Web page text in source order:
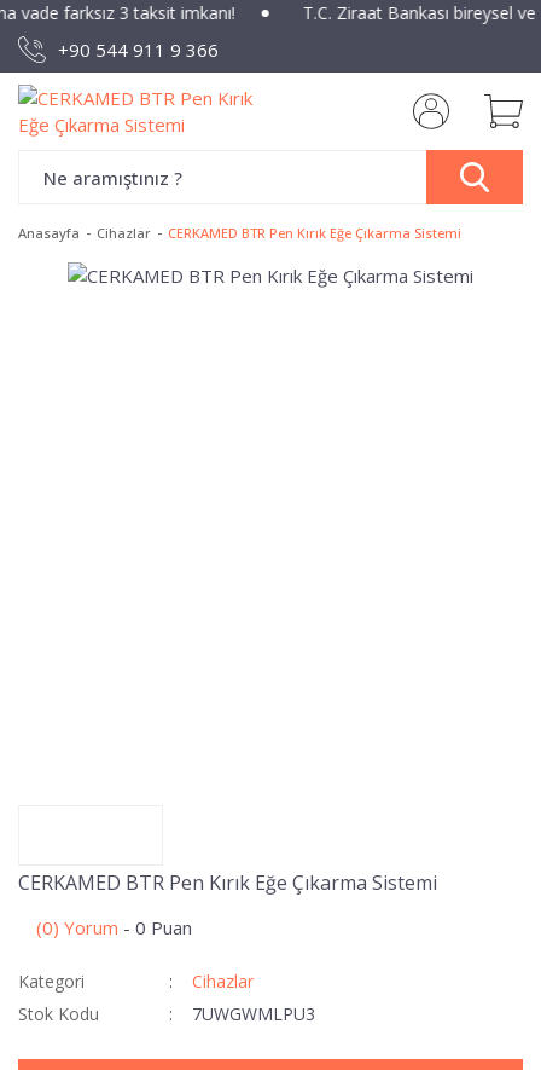
vade farksız 3 taksit imkanı! T.C. Ziraat Bankası bireysel
+90 544 911 9 366
Anasayfa Cihazlar CERKAMED BTR Pen Kırık Eğe Çıkarma Sistemi
CERKAMED BTR Pen Kırık Eğe Çıkarma Sistemi
(0) Yorum - 0 Puan
Kategori
Cihazlar
Stok Kodu
7UWGWMLPU3